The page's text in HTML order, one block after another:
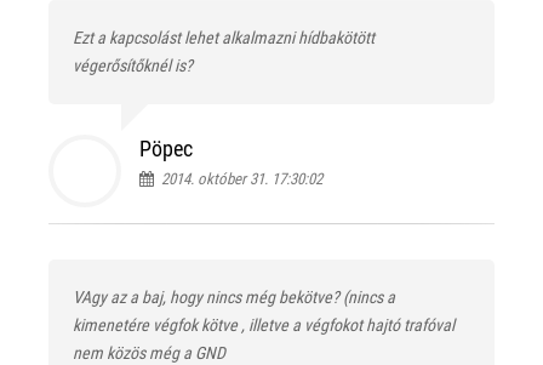
Ezt a kapcsolást lehet alkalmazni hídbakötött
végerősítőknél is?
Pöpec
2014. október 31. 17:30:02
VAgy az a baj, hogy nincs még bekötve? (nincs a
kimenetére végfok kötve , illetve a végfokot hajtó trafóval
nem közös még a GND